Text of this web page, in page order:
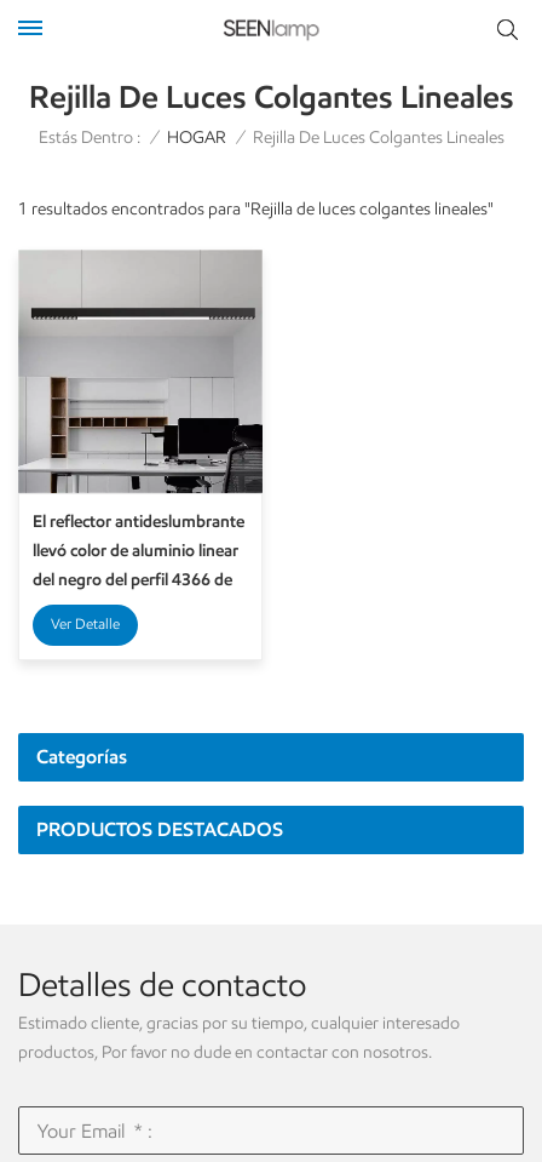
Rejilla De Luces Colgantes Lineales
Estás Dentro : / HOGAR / Rejilla De Luces Colgantes Lineales
1 resultados encontrados para "Rejilla de luces colgantes lineales"
El reflector antideslumbrante
llevó color de aluminio linear
del negro del perfil 4366 de
la suspensión de las luces
pendientes
Ver Detalle
Categorías
PRODUCTOS DESTACADOS
Detalles de contacto
Estimado cliente, gracias por su tiempo, cualquier interesado
productos, Por favor no dude en contactar con nosotros.